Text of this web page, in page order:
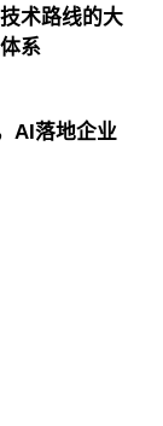
术路线的大
系
AI落地企业